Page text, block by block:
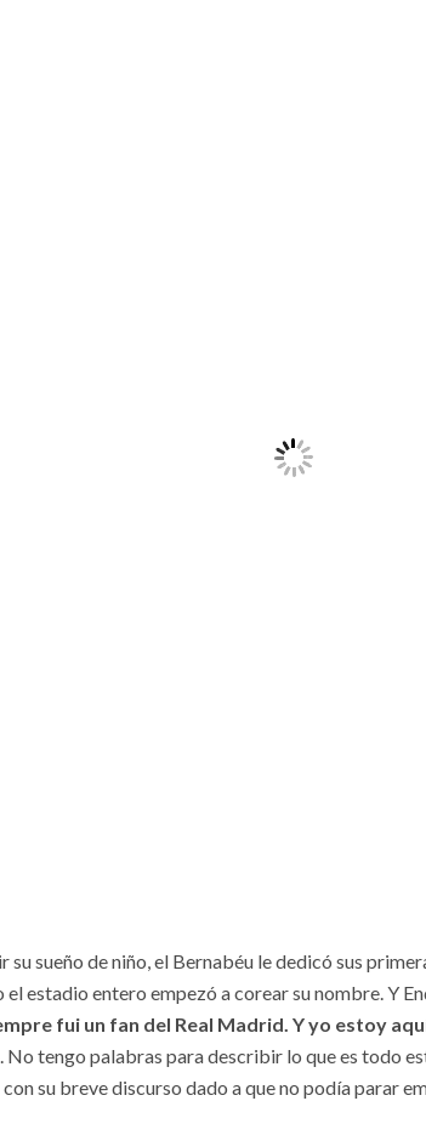
sueño de niño, el Bernabéu le dedicó sus
el estadio entero empezó a corear su nombre. Y
fui un fan del Real Madrid. Y yo estoy
No tengo palabras para describir lo que es todo
su breve discurso dado a que no podía parar